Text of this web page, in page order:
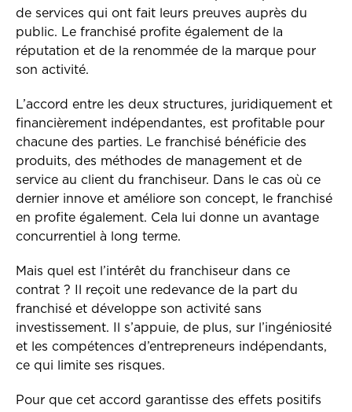
de services qui ont fait leurs preuves auprès du
public. Le franchisé profite également de la
réputation et de la renommée de la marque pour
son activité.
L’accord entre les deux structures, juridiquement et
financièrement indépendantes, est profitable pour
chacune des parties. Le franchisé bénéficie des
produits, des méthodes de management et de
service au client du franchiseur. Dans le cas où ce
dernier innove et améliore son concept, le franchisé
en profite également. Cela lui donne un avantage
concurrentiel à long terme.
Mais quel est l’intérêt du franchiseur dans ce
contrat ? Il reçoit une redevance de la part du
franchisé et développe son activité sans
investissement. Il s’appuie, de plus, sur l’ingéniosité
et les compétences d’entrepreneurs indépendants,
ce qui limite ses risques.
Pour que cet accord garantisse des effets positifs